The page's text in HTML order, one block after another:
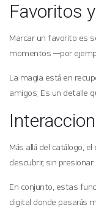
Favoritos
Marcar un favorito es
momentos —por
La magia está en
amigos. Es un detalle
Más allá del catálogo,
descubrir, sin
En conjunto, estas
digital donde pasarás